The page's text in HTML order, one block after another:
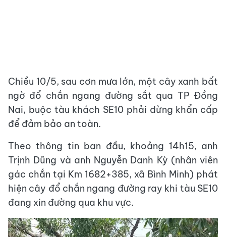
Chiều 10/5, sau cơn mưa lớn, một cây xanh bất
ngờ đổ chắn ngang đường sắt qua TP Đồng
Nai, buộc tàu khách SE10 phải dừng khẩn cấp
để đảm bảo an toàn.
Theo thông tin ban đầu, khoảng 14h15, anh
Trịnh Dũng và anh Nguyễn Danh Kỳ (nhân viên
gác chắn tại Km 1682+385, xã Bình Minh) phát
hiện cây đổ chắn ngang đường ray khi tàu SE10
đang xin đường qua khu vực.